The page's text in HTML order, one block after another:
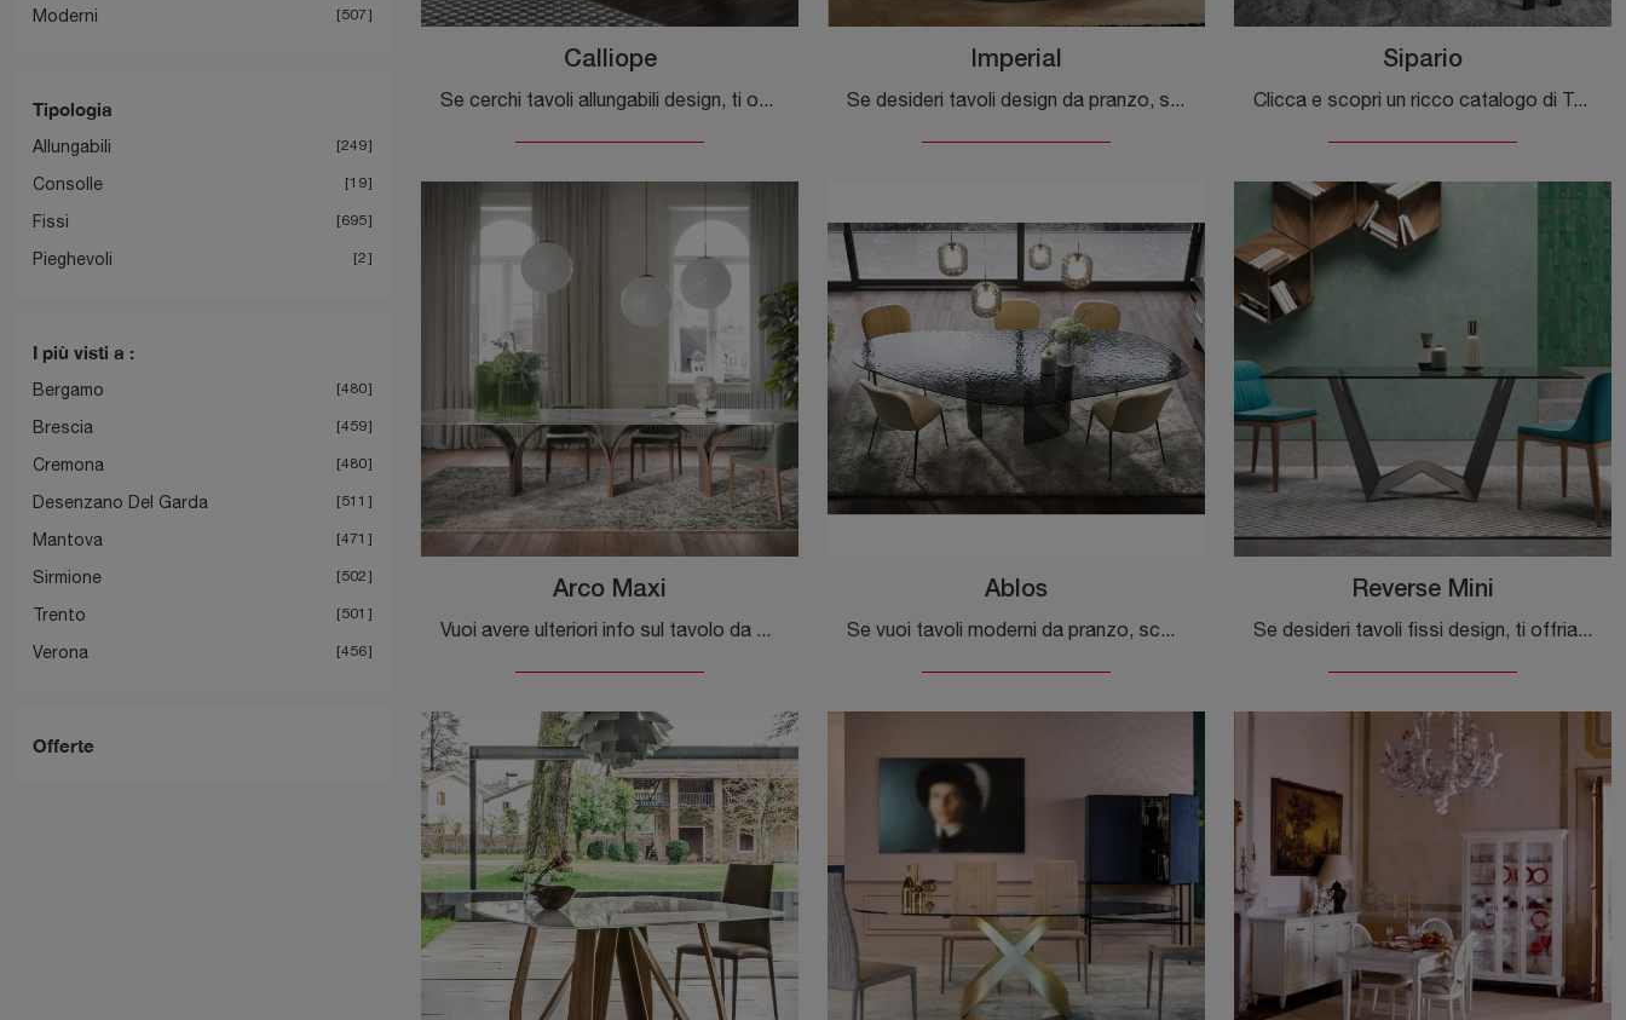
Moderni 507
Tipologia
Allungabili 249
Consolle 19
Fissi 695
Pieghevoli 2
I più visti a :
Bergamo 480
Brescia 459
Cremona 480
Desenzano Del Garda 511
Mantova 471
Sirmione 502
Trento 501
Verona 456
Offerte
Calliope
Se cerchi tavoli allungabili design, ti offriamo il modello da pranzo in ceramica Calliope dell'azienda Tonin Casa.
Imperial
Se desideri tavoli design da pranzo, scopri i modelli fissi di Tonin Casa: clicca e scopri il modello Imperial in ceramica.
Sipario
Clicca e scopri un ricco catalogo di Tavoli design fissi da pranzo! Il modello Sipario di Tonin Casa ti sta aspettando.
Arco Maxi
Vuoi avere ulteriori info sul tavolo da pranzo Arco Maxi di Tonin Casa? Clicca e ottieni informazioni sui modelli fissi della firma.
Ablos
Se vuoi tavoli moderni da pranzo, scopri i modelli fissi di Tonin Casa: clicca e scopri il modello Ablos in vetro.
Reverse Mini
Se desideri tavoli fissi design, ti offriamo il modello da pranzo in vetro Reverse Mini del brand Tonin Casa.